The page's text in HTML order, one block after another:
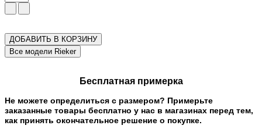
ДОБАВИТЬ В КОРЗИНУ
Бесплатная примерка
Не можете определиться с размером? Примерьте
заказанные товары бесплатно у нас в магазинах перед тем,
как принять окончательное решение о покупке.